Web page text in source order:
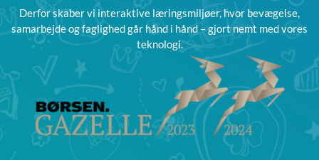
Derfor skaber vi interaktive læringsmiljøer, hvor bevægelse,
samarbejde og faglighed går hånd i hånd – gjort nemt med vores
teknologi.